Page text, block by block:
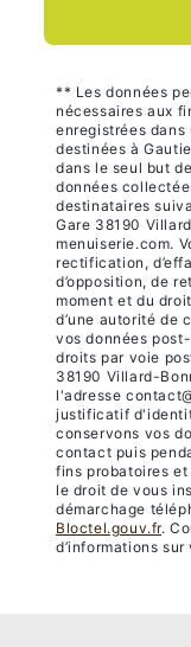
** Les données
nécessaires aux
enregistrées
destinées à
dans le seul but
données
destinataires
Gare 38190
menuiserie.com.
rectification,
d’opposition, de
moment et du
d’une autorité de
vos données
droits par voie
38190 Villard-
l'adresse
justificatif
conservons vos
contact puis
fins probatoires
le droit de vous
démarchage
Bloctel.gouv.fr.
d’informations sur